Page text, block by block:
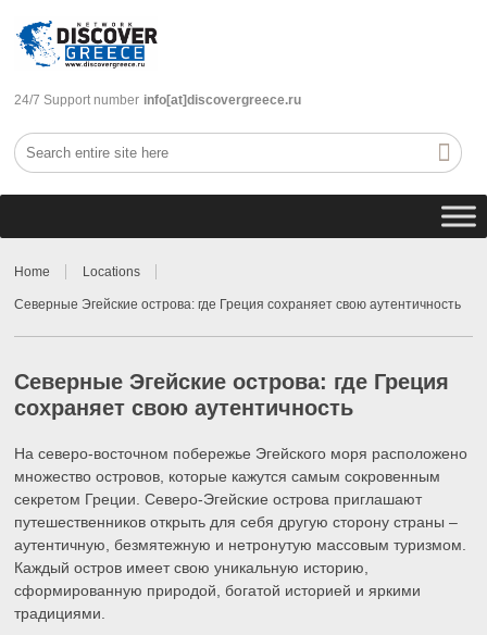
24/7 Support number info[at]discovergreece.ru
Home Locations
Северные Эгейские острова: где Греция сохраняет свою аутентичность
Северные Эгейские острова: где Греция
сохраняет свою аутентичность
На северо-восточном побережье Эгейского моря расположено
множество островов, которые кажутся самым сокровенным
секретом Греции. Северо-Эгейские острова приглашают
путешественников открыть для себя другую сторону страны –
аутентичную, безмятежную и нетронутую массовым туризмом.
Каждый остров имеет свою уникальную историю,
сформированную природой, богатой историей и яркими
традициями.